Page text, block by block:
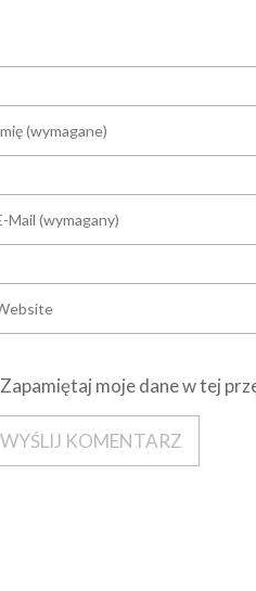
Zapamiętaj moje dane w tej